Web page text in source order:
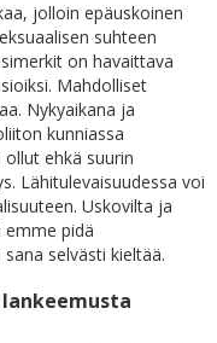
jolloin epäuskoinen
suhteen
on havaittava
Mahdolliset
Nykyaikana ja
kunniassa
ehkä suurin
Lähitulevaisuudessa voi
Uskovilta ja
emme pidä
selvästi kieltää.